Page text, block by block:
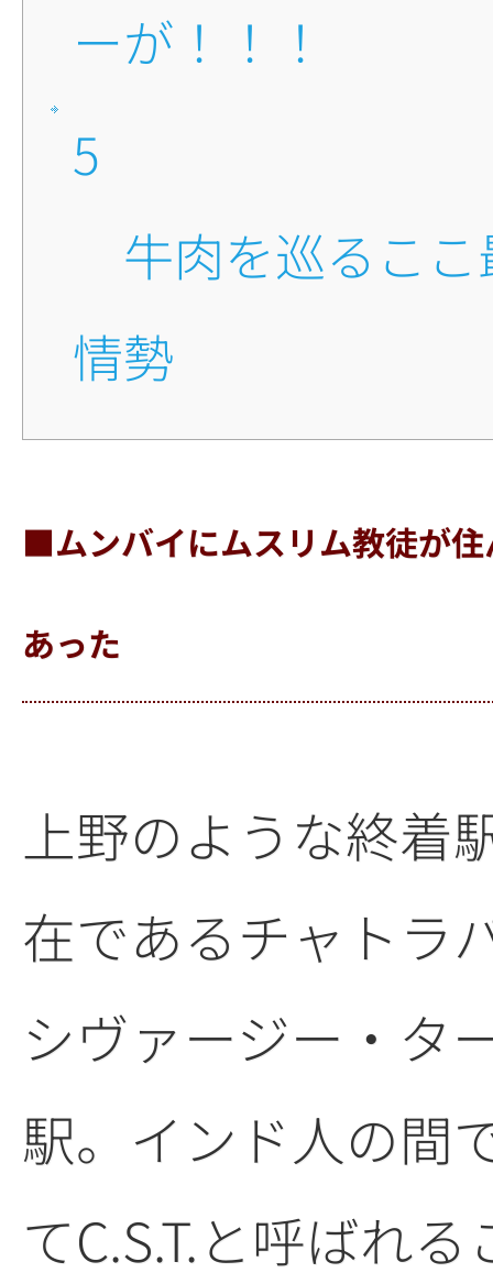
ーが！！！
5
情勢
■ムンバイにムスリム教徒が
あった
上野のような終着
在であるチャトラ
シヴァージー・タ
駅。インド人の間
てC.S.T.と呼ばれ